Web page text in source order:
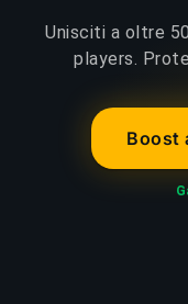
Unisciti a oltre
players.
Boost